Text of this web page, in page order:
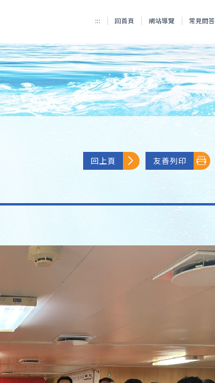
::: 回首頁 網站導覽 常見問答
回上頁 友善列印